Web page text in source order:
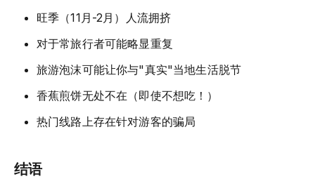
旺季（11月-2月）人流拥挤
对于常旅行者可能略显重复
旅游泡沫可能让你与"真实"当地生活脱节
香蕉煎饼无处不在（即使不想吃！）
热门线路上存在针对游客的骗局
结语